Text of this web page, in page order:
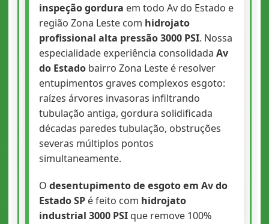
inspeção gordura em todo Av do Estado e
região Zona Leste com hidrojato
profissional alta pressão 3000 PSI. Nossa
especialidade experiência consolidada Av
do Estadobairro Zona Leste é resolver
entupimentos graves complexos esgoto:
raízes árvores invasoras infiltrando
tubulação antiga, gordura solidificada
décadas paredes tubulação, obstruções
severas múltiplos pontos
simultaneamente.
O desentupimento de esgoto em Av do
Estado SPé feito com hidrojato
industrial 3000 PSIque remove 100%